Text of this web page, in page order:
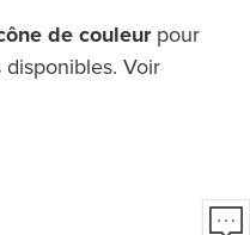
de couleurpour
Voir